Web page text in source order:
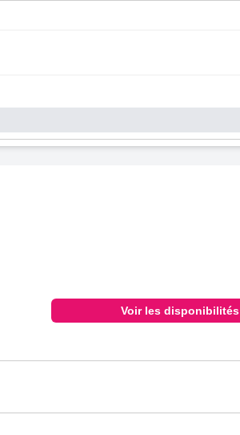
Voir les disponibilités